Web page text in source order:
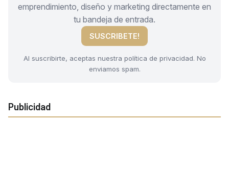
emprendimiento, diseño y marketing directamente en
tu bandeja de entrada.
SUSCRIBETE!
Al suscribirte, aceptas nuestra política de privacidad. No
enviamos spam.
Publicidad